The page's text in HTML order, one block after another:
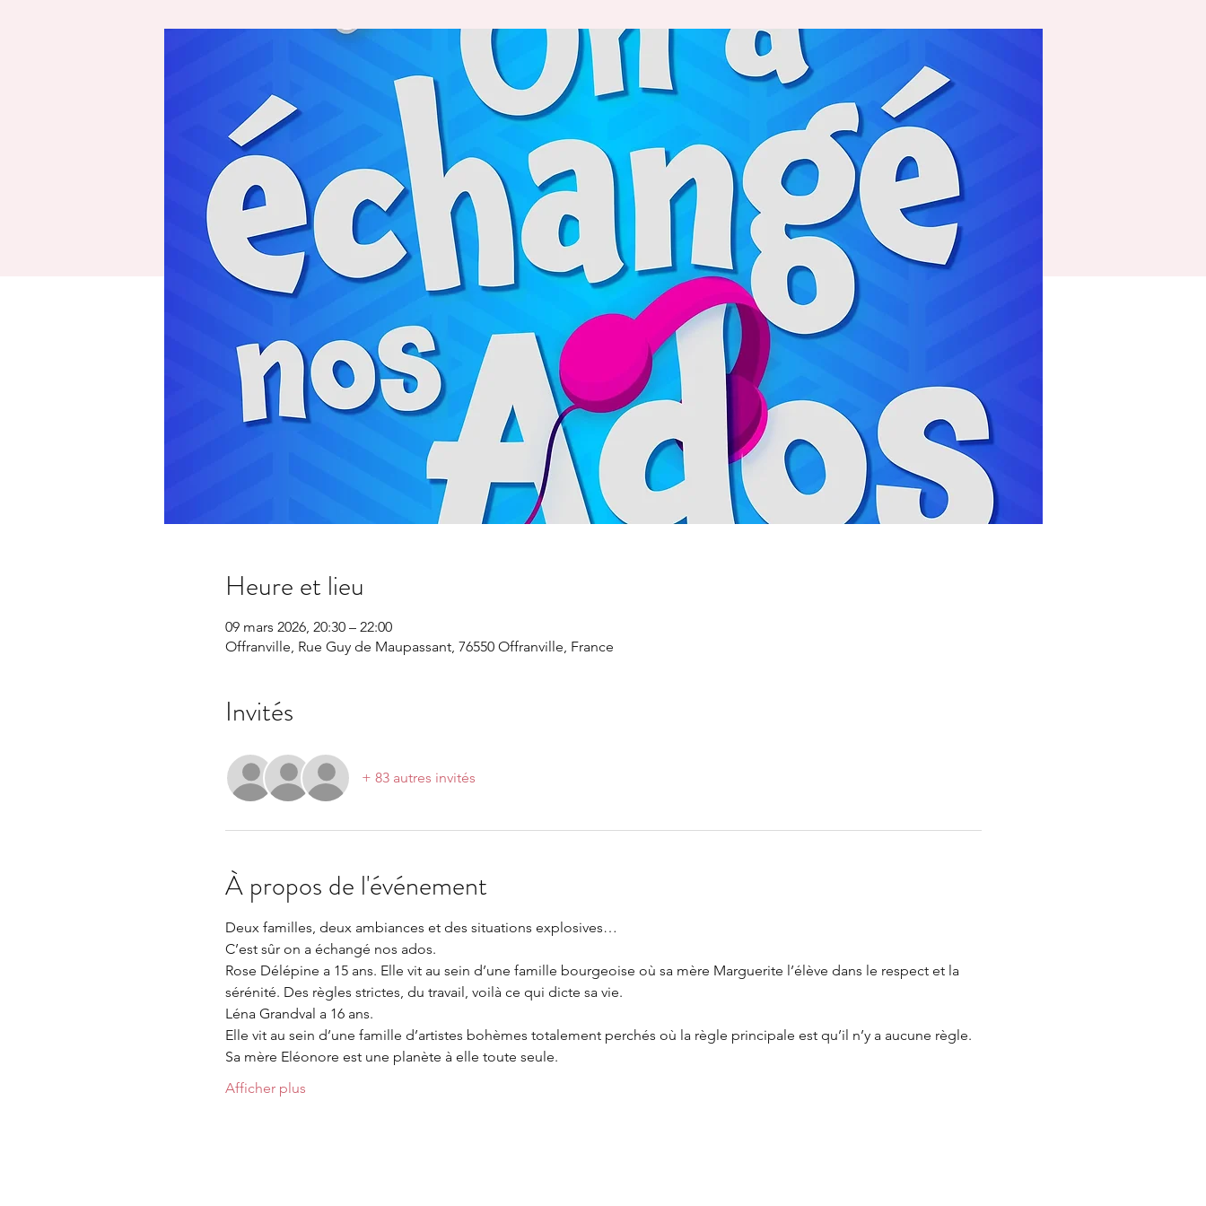
Heure et lieu
09 mars 2026, 20:30 – 22:00
Offranville, Rue Guy de Maupassant, 76550 Offranville, France
Invités
+ 83 autres invités
À propos de l'événement
Deux familles, deux ambiances et des situations explosives…
C’est sûr on a échangé nos ados.
Rose Délépine a 15 ans. Elle vit au sein d’une famille bourgeoise où sa mère Marguerite l’élève dans le respect et la
sérénité. Des règles strictes, du travail, voilà ce qui dicte sa vie.
Léna Grandval a 16 ans.
Elle vit au sein d’une famille d’artistes bohèmes totalement perchés où la règle principale est qu’il n’y a aucune règle.
Sa mère Eléonore est une planète à elle toute seule.
Afficher plus